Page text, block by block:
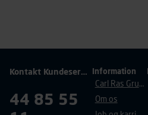
Kontakt Kundeservice
44 85 55
Information
Carl Ras Gruppen
Om os